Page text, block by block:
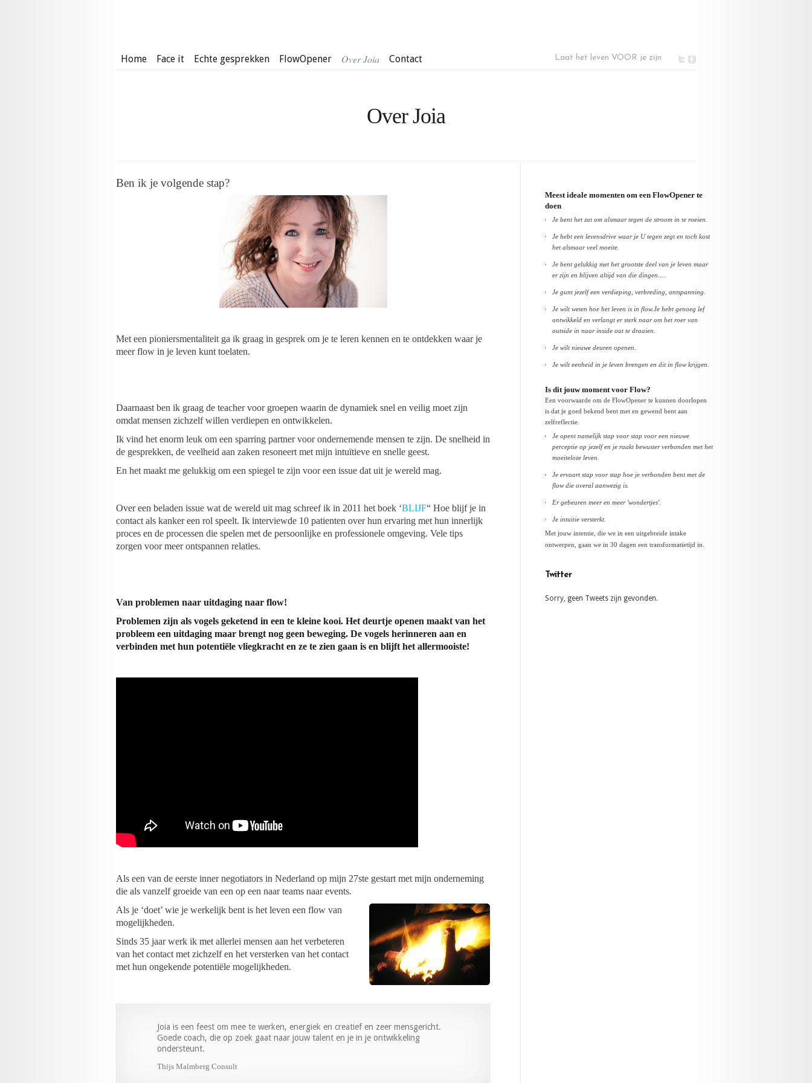
Home Face it Echte gesprekken FlowOpener Over Joia Contact Laat het leven VOOR je zijn
Over Joia
Ben ik je volgende stap?
Met een pioniersmentaliteit ga ik graag in gesprek om je te leren kennen en te ontdekken waar je
meer flow in je leven kunt toelaten.
Daarnaast ben ik graag de teacher voor groepen waarin de dynamiek snel en veilig moet zijn
omdat mensen zichzelf willen verdiepen en ontwikkelen.
Ik vind het enorm leuk om een sparring partner voor ondernemende mensen te zijn. De snelheid in
de gesprekken, de veelheid aan zaken resoneert met mijn intuïtieve en snelle geest.
En het maakt me gelukkig om een spiegel te zijn voor een issue dat uit je wereld mag.
Over een beladen issue wat de wereld uit mag schreef ik in 2011 het boek ‘BLIJF“ Hoe blijf je in
contact als kanker een rol speelt. Ik interviewde 10 patienten over hun ervaring met hun innerlijk
proces en de processen die spelen met de persoonlijke en professionele omgeving. Vele tips
zorgen voor meer ontspannen relaties.
Van problemen naar uitdaging naar flow!
Problemen zijn als vogels geketend in een te kleine kooi. Het deurtje openen maakt van het
probleem een uitdaging maar brengt nog geen beweging. De vogels herinneren aan en
verbinden met hun potentiële vliegkracht en ze te zien gaan is en blijft het allermooiste!
Als een van de eerste inner negotiators in Nederland op mijn 27ste gestart met mijn onderneming
die als vanzelf groeide van een op een naar teams naar events.
Als je ‘doet’ wie je werkelijk bent is het leven een flow van
mogelijkheden.
Sinds 35 jaar werk ik met allerlei mensen aan het verbeteren
van het contact met zichzelf en het versterken van het contact
met hun ongekende potentiële mogelijkheden.
Joia is een feest om mee te werken, energiek en creatief en zeer mensgericht.
Goede coach, die op zoek gaat naar jouw talent en je in je ontwikkeling
ondersteunt.
Thijs Malmberg Consult
Meest ideale momenten om een FlowOpener te
doen
Je bent het zat om alsmaar tegen de stroom in te roeien.
Je hebt een levensdrive waar je U tegen zegt en toch kost
het alsmaar veel moeite.
Je bent gelukkig met het grootste deel van je leven maar
er zijn en blijven altijd van die dingen....
Je gunt jezelf een verdieping, verbreding, ontspanning.
Je wilt weten hoe het leven is in flow.Je hebt genoeg lef
ontwikkeld en verlangt er sterk naar om het roer van
outside in naar inside out te draaien.
Je wilt nieuwe deuren openen.
Je wilt eenheid in je leven brengen en dit in flow krijgen.
Is dit jouw moment voor Flow?
Een voorwaarde om de FlowOpener te kunnen doorlopen
is dat je goed bekend bent met en gewend bent aan
zelfreflectie.
Je opent namelijk stap voor stap voor een nieuwe
perceptie op jezelf en je raakt bewuster verbonden met het
moeiteloze leven.
Je ervaart stap voor stap hoe je verbonden bent met de
flow die overal aanwezig is.
Er gebeuren meer en meer 'wondertjes'.
Je intuïtie versterkt.
Met jouw intentie, die we in een uitgebreide intake
ontwerpen,
gaan we in 30 dagen een transformatietijd in.
Twitter
Sorry, geen Tweets zijn gevonden.